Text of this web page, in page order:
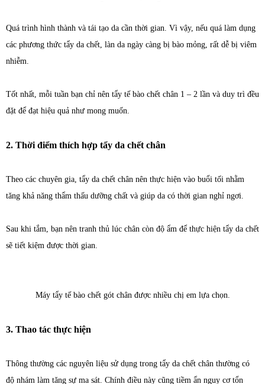
Quá trình hình thành và tái tạo da cần thời gian. Vì vậy, nếu quá làm dụng
các phương thức tẩy da chết, làn da ngày càng bị bào mỏng, rất dễ bị viêm
nhiễm.
Tốt nhất, mỗi tuần bạn chỉ nên tẩy tế bào chết chân 1 – 2 lần và duy trì đều
đặt để đạt hiệu quả như mong muốn.
2. Thời điểm thích hợp tẩy da chết chân
Theo các chuyên gia, tẩy da chết chân nên thực hiện vào buổi tối nhằm
tăng khả năng thẩm thấu dưỡng chất và giúp da có thời gian nghỉ ngơi.
Sau khi tắm, bạn nên tranh thủ lúc chân còn độ ẩm để thực hiện tẩy da chết
sẽ tiết kiệm được thời gian.
Máy tẩy tế bào chết gót chân được nhiều chị em lựa chọn.
3. Thao tác thực hiện
Thông thường các nguyên liệu sử dụng trong tẩy da chết chân thường có
độ nhám làm tăng sự ma sát. Chính điều này cũng tiềm ẩn nguy cơ tổn